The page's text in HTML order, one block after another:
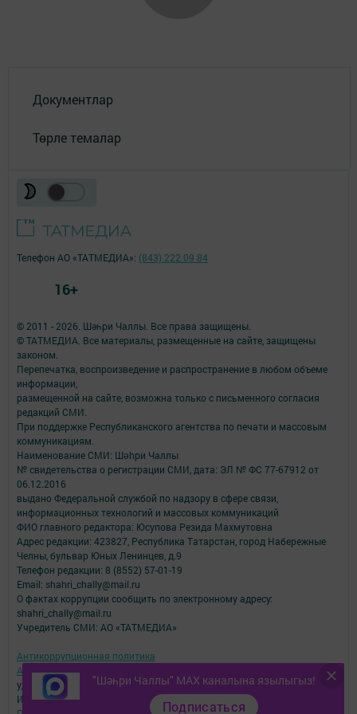
Документлар
Төрле темалар
"Шәһри Чаллы" MAX каналына язылыгыз!
Подписаться
© 2011 - 2026. Шәһри Чаллы. Все права защищены.
© ТАТМЕДИА. Все материалы, размещенные на сайте, защищены
законом.
Перепечатка, воспроизведение и распространение в любом объеме
информации,
размещенной на сайте, возможна только с письменного согласия
редакций СМИ.
При поддержке Республиканского агентства по печати и массовым
коммуникациям.
Наименование СМИ: Шəhри Чаллы
№ свидетельства о регистрации СМИ, дата: ЭЛ № ФС 77-67912 от
06.12.2016
выдано Федеральной службой по надзору в сфере связи,
информационных технологий и массовых коммуникаций
ФИО главного редактора: Юсупова Резида Махмутовна
Адрес редакции: 423827, Республика Татарстан, город Набережные
Челны, бульвар Юных Ленинцев, д.9
Телефон редакции: 8 (8552) 57-01-19
Email: shahri_chally@mail.ru
О фактах коррупции сообщить по электронному адресу:
shahri_chally@mail.ru
Учредитель СМИ: АО «ТАТМЕДИА»
Антикоррупционная политика
АО «ТАТМЕДИА» использует «cookie»
для персонализации сервисов и
удобства пользователей сайтом.
Использование «cookie» можно отменить в настройках браузера.
Телефон АО «ТАТМЕДИА»: (843) 222 09 84
16+